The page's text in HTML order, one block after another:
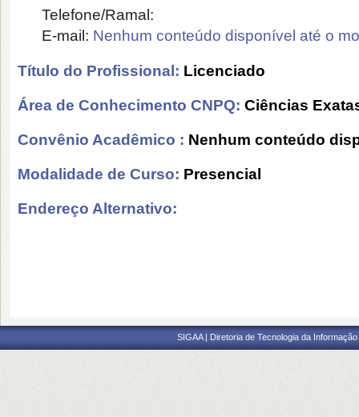
Telefone/Ramal:
E-mail: Nenhum conteúdo disponível até o
Título do Profissional: Licenciado
Área de Conhecimento CNPQ: Ciências
Convênio Acadêmico : Nenhum conteúdo
Modalidade de Curso: Presencial
Endereço Alternativo:
SIGAA | Diretoria de Tecnologia da